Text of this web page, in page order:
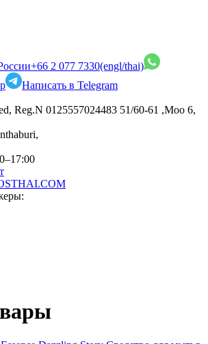
+66 2 077 7330(engl/thai)
Написать в Telegram
Reg.N 0125557024483 51/60-61 ,Moo 6,